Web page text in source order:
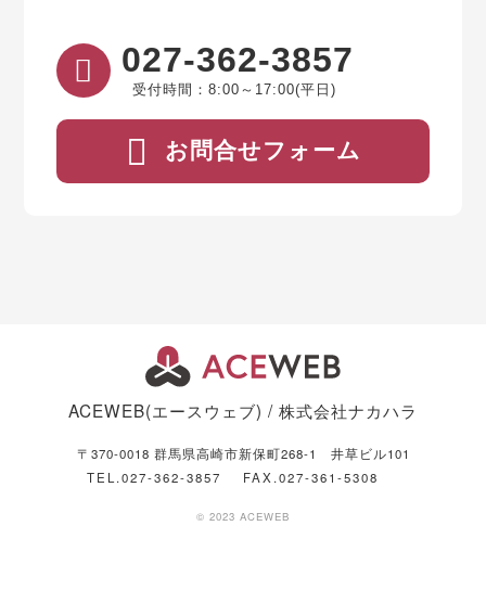
027-362-3857
受付時間：8:00～17:00(平日)
お問合せフォーム
ACEWEB(エースウェブ) / 株式会社ナカハラ
〒370-0018 群馬県高崎市新保町268-1 井草ビル101
TEL.027-362-3857
FAX.027-361-5308
© 2023 ACEWEB